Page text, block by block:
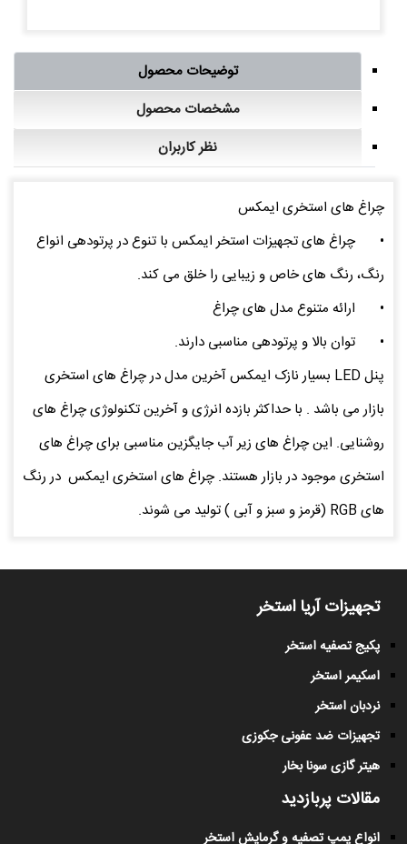
توضیحات محصول
مشخصات محصول
نظر کاربران
چراغ های استخری ایمکس
•
چراغ های تجهیزات استخر ایمکس با تنوع در پرتودهی انواع
رنگ، رنگ های خاص و زیبایی را خلق می کند.
•
ارائه متنوع مدل های چراغ
•
توان بالا و پرتودهی مناسبی دارند.
پنل LED بسیار نازک ایمکس آخرین مدل در چراغ های استخری
بازار می باشد . با حداکثر بازده انرژی و آخرین تکنولوژی چراغ های
روشنایی. این چراغ های زیر آب جایگزین مناسبی برای چراغ های
استخری موجود در بازار هستند. چراغ های استخری ایمکس در رنگ
های RGB (قرمز و سبز و آبی ) تولید می شوند.
تجهیزات آریا استخر
پکیج تصفیه استخر
اسکیمر استخر
نردبان استخر
تجهیزات ضد عفونی جکوزی
هیتر گازی سونا بخار
مقالات پربازدید
انواع پمپ تصفیه و گرمایش استخر